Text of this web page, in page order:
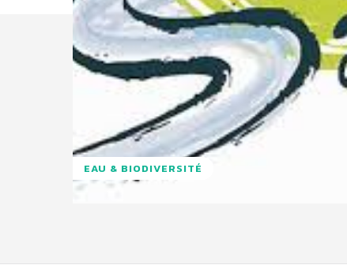
EAU & BIODIVERSITÉ